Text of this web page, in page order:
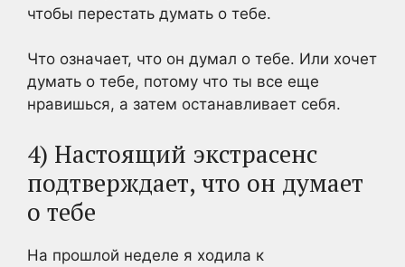
чтобы перестать думать о тебе.
Что означает, что он думал о тебе. Или хочет
думать о тебе, потому что ты все еще
нравишься, а затем останавливает себя.
4) Настоящий экстрасенс
подтверждает, что он думает
о тебе
На прошлой неделе я ходила к